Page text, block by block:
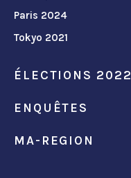
Paris 2024
Tokyo 2021
ÉLECTIONS 2022
ENQUÊTES
MA-REGION